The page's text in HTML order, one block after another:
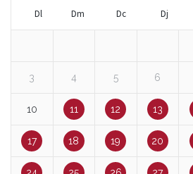
Dl Dm Dc Dj
3 4 5 6
10 11 12 13
17 18 19 20